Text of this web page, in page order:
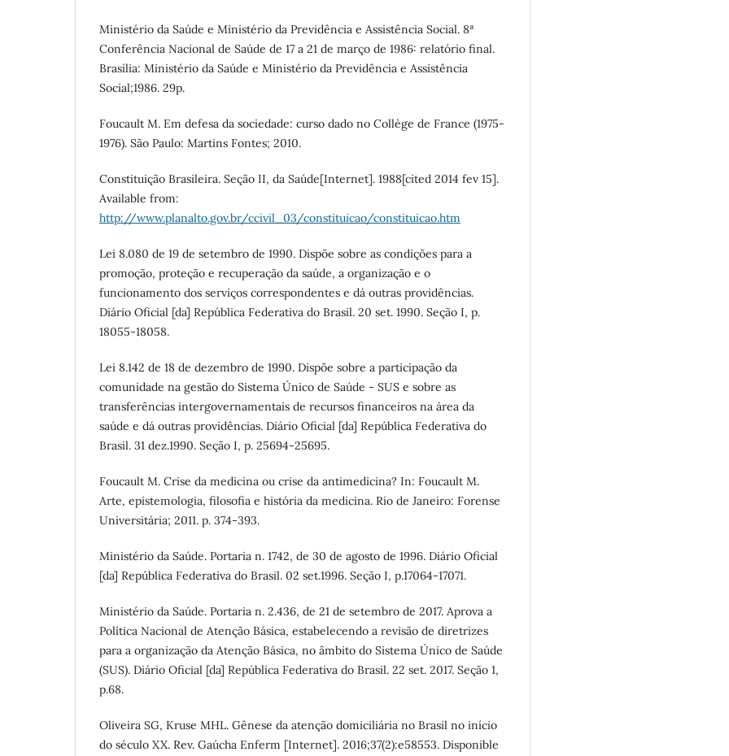
Ministério da Saúde e Ministério da Previdência e Assistência Social. 8ª
Conferência Nacional de Saúde de 17 a 21 de março de 1986: relatório final.
Brasília: Ministério da Saúde e Ministério da Previdência e Assistência
Social;1986. 29p.
Foucault M. Em defesa da sociedade: curso dado no Collège de France (1975-
1976). São Paulo: Martins Fontes; 2010.
Constituição Brasileira. Seção II, da Saúde[Internet]. 1988[cited 2014 fev 15].
Available from:
http://www.planalto.gov.br/ccivil_03/constituicao/constituicao.htm
Lei 8.080 de 19 de setembro de 1990. Dispõe sobre as condições para a
promoção, proteção e recuperação da saúde, a organização e o
funcionamento dos serviços correspondentes e dá outras providências.
Diário Oficial [da] República Federativa do Brasil. 20 set. 1990. Seção I, p.
18055-18058.
Lei 8.142 de 18 de dezembro de 1990. Dispõe sobre a participação da
comunidade na gestão do Sistema Único de Saúde - SUS e sobre as
transferências intergovernamentais de recursos financeiros na área da
saúde e dá outras providências. Diário Oficial [da] República Federativa do
Brasil. 31 dez.1990. Seção I, p. 25694-25695.
Foucault M. Crise da medicina ou crise da antimedicina? In: Foucault M.
Arte, epistemologia, filosofia e história da medicina. Rio de Janeiro: Forense
Universitária; 2011. p. 374-393.
Ministério da Saúde. Portaria n. 1742, de 30 de agosto de 1996. Diário Oficial
[da] República Federativa do Brasil. 02 set.1996. Seção I, p.17064-17071.
Ministério da Saúde. Portaria n. 2.436, de 21 de setembro de 2017. Aprova a
Política Nacional de Atenção Básica, estabelecendo a revisão de diretrizes
para a organização da Atenção Básica, no âmbito do Sistema Único de Saúde
(SUS). Diário Oficial [da] República Federativa do Brasil. 22 set. 2017. Seção 1,
p.68.
Oliveira SG, Kruse MHL. Gênese da atenção domiciliária no Brasil no início
do século XX. Rev. Gaúcha Enferm [Internet]. 2016;37(2):e58553. Disponible